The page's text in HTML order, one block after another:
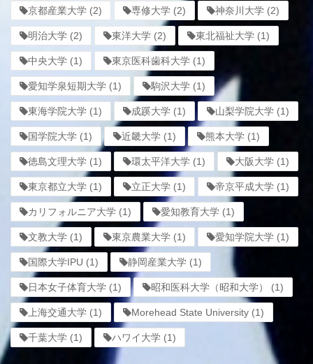
京都産業大学 (2) 専修大学 (2) 神奈川大学 (2)
明治大学 (2) 東洋大学 (2) 東北福祉大学 (1)
中央大学 (1) 東京医科歯科大学 (1)
愛知学泉短期大学 (1) 駒沢大学 (1)
東海学院大学 (1) 成蹊大学 (1) 山梨学院大学 (1)
国学院大学 (1) 近畿大学 (1) 熊本大学 (1)
徳島文理大学 (1) 環太平洋大学 (1) 大阪大学 (1)
東京都立大学 (1) 立正大学 (1) 帝京平成大学 (1)
カリフォルニア大学 (1) 愛知教育大学 (1)
文教大学 (1) 東京農業大学 (1) 愛知学院大学 (1)
国際大学IPU (1) 静岡産業大学 (1)
日本女子体育大学 (1) 昭和医科大学（昭和大学） (1)
上海交通大学 (1) Morehead State University (1)
千葉大学 (1) ハワイ大学 (1)